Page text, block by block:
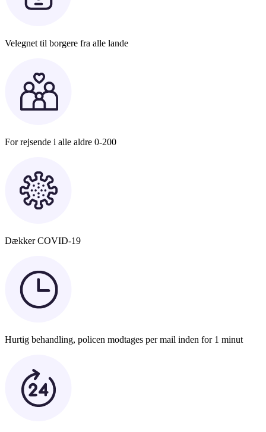
Velegnet til borgere fra alle lande
For rejsende i alle aldre 0-200
Dækker COVID-19
Hurtig behandling, policen modtages per mail inden for 1 minut